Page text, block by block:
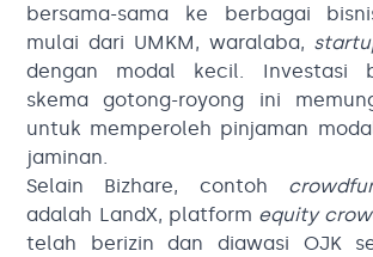
bersama-sama ke berbagai
mulai dari UMKM, waralaba,
dengan modal kecil. Investasi
skema gotong-royong ini
untuk memperoleh pinjaman
jaminan.
Selain Bizhare, contoh
adalah LandX, platform equity
telah berizin dan diawasi OJK